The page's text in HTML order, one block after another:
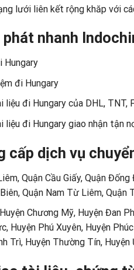
lưới liên kết rộng khăp với
nhanh
Hungary
đi Hungary
liệu đi Hungary của DHL, TNT,
liệu đi Hungary giao nhận tận
cấp dịch vụ
Quận Cầu Giấy, Quận
Quận Nam Từ Liêm, Quận
Chương Mỹ, Huyện Đan
Huyện Phú Xuyên, Huyện
Trì, Huyện Thường Tín, Huyện